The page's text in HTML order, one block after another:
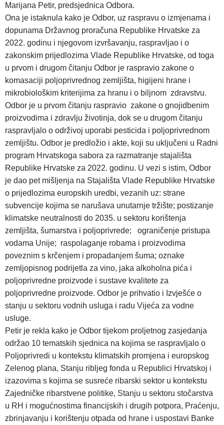
Marijana Petir, predsjednica Odbora.
Ona je istaknula kako je Odbor, uz raspravu o izmjenama i
dopunama Državnog proračuna Republike Hrvatske za
2022. godinu i njegovom izvršavanju, raspravljao i o
zakonskim prijedlozima Vlade Republike Hrvatske, od toga
u prvom i drugom čitanju Odbor je raspravio zakone o
komasaciji poljoprivrednog zemljišta, higijeni hrane i
mikrobiološkim kriterijima za hranu i o biljnom zdravstvu.
Odbor je u prvom čitanju raspravio zakone o gnojidbenim
proizvodima i zdravlju životinja, dok se u drugom čitanju
raspravljalo o održivoj uporabi pesticida i poljoprivrednom
zemljištu. Odbor je predložio i akte, koji su uključeni u Radni
program Hrvatskoga sabora za razmatranje stajališta
Republike Hrvatske za 2022. godinu. U vezi s istim, Odbor
je dao pet mišljenja na Stajališta Vlade Republike Hrvatske
o prijedlozima europskih uredbi, vezanih uz: strane
subvencije kojima se narušava unutarnje tržište; postizanje
klimatske neutralnosti do 2035. u sektoru korištenja
zemljišta, šumarstva i poljoprivrede; ograničenje pristupa
vodama Unije; raspolaganje robama i proizvodima
poveznim s krčenjem i propadanjem šuma; oznake
zemljopisnog podrijetla za vino, jaka alkoholna pića i
poljoprivredne proizvode i sustave kvalitete za
poljoprivredne proizvode. Odbor je prihvatio i Izvješće o
stanju u sektoru vodnih usluga i radu Vijeća za vodne
usluge.
Petir je rekla kako je Odbor tijekom proljetnog zasjedanja
održao 10 tematskih sjednica na kojima se raspravljalo o
Poljoprivredi u kontekstu klimatskih promjena i europskog
Zelenog plana, Stanju ribljeg fonda u Republici Hrvatskoj i
izazovima s kojima se susreće ribarski sektor u kontekstu
Zajedničke ribarstvene politike, Stanju u sektoru stočarstva
u RH i mogućnostima financijskih i drugih potpora, Praćenju,
zbrinjavanju i korištenju otpada od hrane i uspostavi Banke